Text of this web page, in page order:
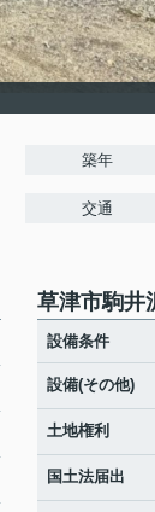
築年
交通
草津市駒
設備条件
設備(その他)
土地権利
国土法届出